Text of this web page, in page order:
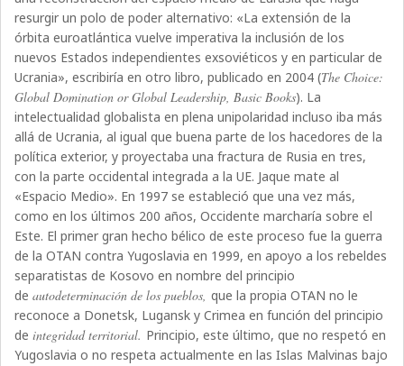
resurgir un polo de poder alternativo: «La extensión de la
órbita euroatlántica vuelve imperativa la inclusión de los
nuevos Estados independientes exsoviéticos y en particular de
Ucrania», escribiría en otro libro, publicado en 2004 (The Choice:
Global Domination or Global Leadership, Basic Books). La
intelectualidad globalista en plena unipolaridad incluso iba más
allá de Ucrania, al igual que buena parte de los hacedores de la
política exterior, y proyectaba una fractura de Rusia en tres,
con la parte occidental integrada a la UE. Jaque mate al
«Espacio Medio». En 1997 se estableció que una vez más,
como en los últimos 200 años, Occidente marcharía sobre el
Este. El primer gran hecho bélico de este proceso fue la guerra
de la OTAN contra Yugoslavia en 1999, en apoyo a los rebeldes
separatistas de Kosovo en nombre del principio
deautodeterminación de los pueblos,que la propia OTAN no le
reconoce a Donetsk, Lugansk y Crimea en función del principio
deintegridad territorial. Principio, este último, que no respetó en
Yugoslavia o no respeta actualmente en las Islas Malvinas bajo